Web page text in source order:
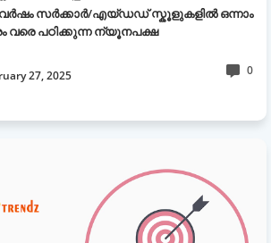
വർഷം സർക്കാർ/എയ്ഡഡ് സ്കൂളുകളിൽ ഒന്നാം
വരെ പഠിക്കുന്ന ന്യൂനപക്ഷ
27, 2025 0